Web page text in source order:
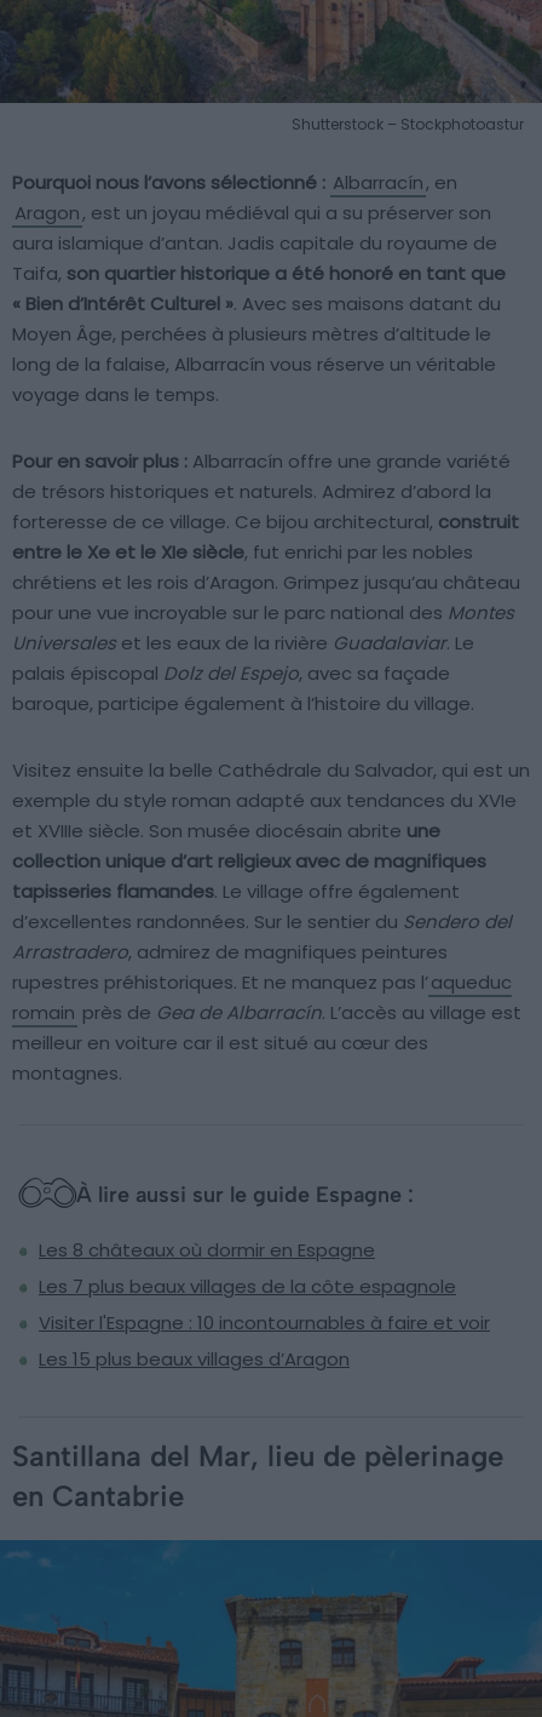
Shutterstock – Stockphotoastur
Pourquoi nous l’avons sélectionné : Albarracín, en
Aragon, est un joyau médiéval qui a su préserver son
aura islamique d’antan. Jadis capitale du royaume de
Taifa, son quartier historique a été honoré en tant que
« Bien d’Intérêt Culturel ». Avec ses maisons datant du
Moyen Âge, perchées à plusieurs mètres d’altitude le
long de la falaise, Albarracín vous réserve un véritable
voyage dans le temps.
Pour en savoir plus : Albarracín offre une grande variété
de trésors historiques et naturels. Admirez d’abord la
forteresse de ce village. Ce bijou architectural, construit
entre le Xe et le XIe siècle, fut enrichi par les nobles
chrétiens et les rois d’Aragon. Grimpez jusqu’au château
pour une vue incroyable sur le parc national des Montes
Universales et les eaux de la rivière Guadalaviar. Le
palais épiscopal Dolz del Espejo, avec sa façade
baroque, participe également à l’histoire du village.
Visitez ensuite la belle Cathédrale du Salvador, qui est un
exemple du style roman adapté aux tendances du XVIe
et XVIIIe siècle. Son musée diocésain abrite une
collection unique d’art religieux avec de magnifiques
tapisseries flamandes. Le village offre également
d’excellentes randonnées. Sur le sentier du Sendero del
Arrastradero, admirez de magnifiques peintures
rupestres préhistoriques. Et ne manquez pas l’aqueduc
romain près de Gea de Albarracín. L’accès au village est
meilleur en voiture car il est situé au cœur des
montagnes.
À lire aussi sur le guide Espagne :
Les 8 châteaux où dormir en Espagne
Les 7 plus beaux villages de la côte espagnole
Visiter l'Espagne : 10 incontournables à faire et voir
Les 15 plus beaux villages d’Aragon
Santillana del Mar, lieu de pèlerinage
en Cantabrie